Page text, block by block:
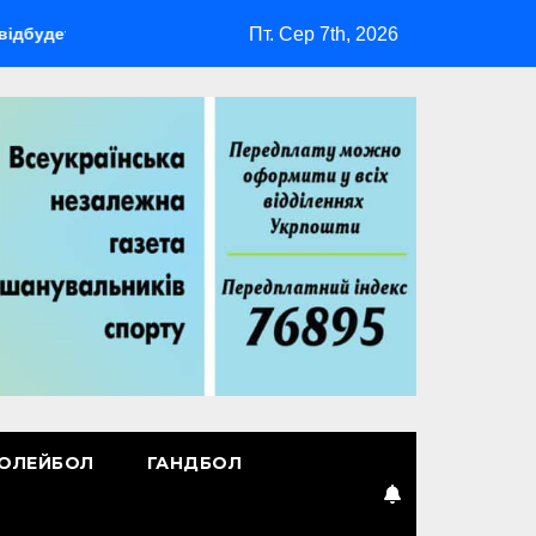
мультиспортивний табір ГАРТ 2026 – як долучитися
Пт. Сер 7th, 2026
ГАНДБОЛ